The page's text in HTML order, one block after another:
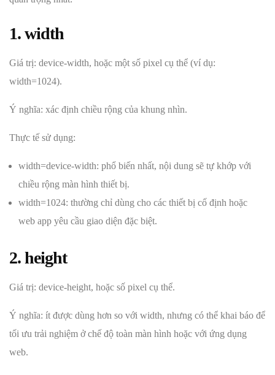
1. width
Giá trị: device-width, hoặc một số pixel cụ thể (ví dụ:
width=1024).
Ý nghĩa: xác định chiều rộng của khung nhìn.
Thực tế sử dụng:
width=device-width: phổ biến nhất, nội dung sẽ tự khớp với
chiều rộng màn hình thiết bị.
width=1024: thường chỉ dùng cho các thiết bị cố định hoặc
web app yêu cầu giao diện đặc biệt.
2. height
Giá trị: device-height, hoặc số pixel cụ thể.
Ý nghĩa: ít được dùng hơn so với width, nhưng có thể khai báo để
tối ưu trải nghiệm ở chế độ toàn màn hình hoặc với ứng dụng
web.